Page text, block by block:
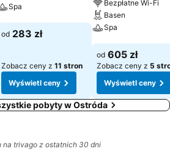
Spa
Wyświetl ceny
od 283 zł
Zobacz ceny z 11 stron
Wyświetl ceny
Bezpłatne Wi-Fi
Basen
Spa
Wyświetl ceny
od 605 zł
Zobacz ceny z 5
Wyświetl ceny
pobyty w Ostróda
trivago z ostatnich 30 dni